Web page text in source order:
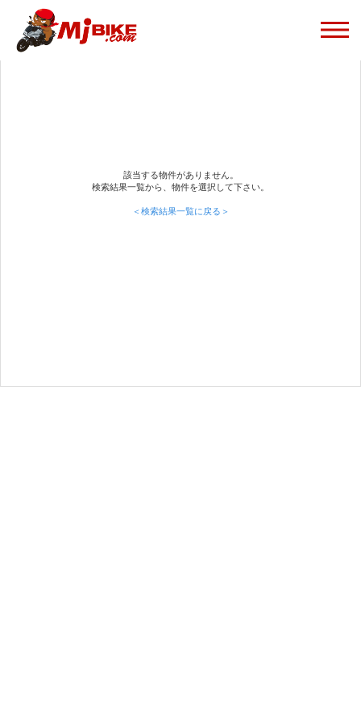
該当する物件がありません。
検索結果一覧から、物件を選択して下さい。
＜検索結果一覧に戻る＞